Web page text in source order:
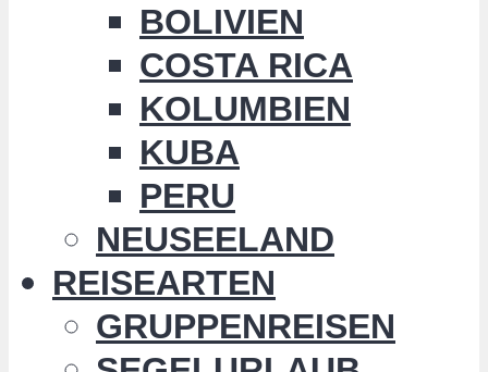
BOLIVIEN
COSTA RICA
KOLUMBIEN
KUBA
PERU
NEUSEELAND
REISEARTEN
GRUPPENREISEN